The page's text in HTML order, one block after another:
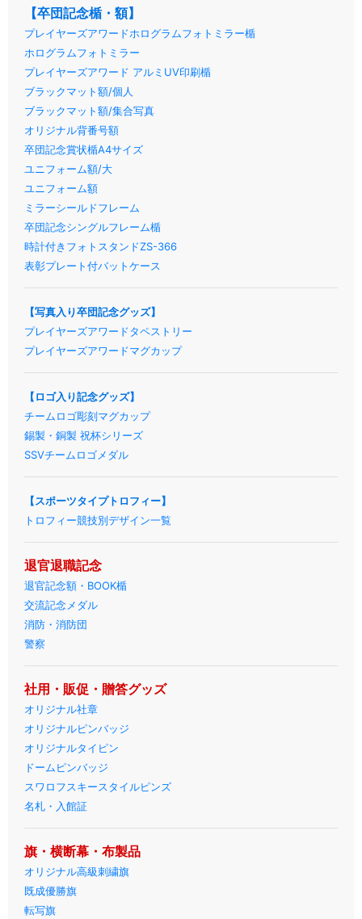
【卒団記念楯・額】
プレイヤーズアワードホログラムフォトミラー楯
ホログラムフォトミラー
プレイヤーズアワード アルミUV印刷楯
ブラックマット額/個人
ブラックマット額/集合写真
オリジナル背番号額
卒団記念賞状楯A4サイズ
ユニフォーム額/大
ユニフォーム額
ミラーシールドフレーム
卒団記念シングルフレーム楯
時計付きフォトスタンドZS-366
表彰プレート付バットケース
【写真入り卒団記念グッズ】
プレイヤーズアワードタペストリー
プレイヤーズアワードマグカップ
【ロゴ入り記念グッズ】
チームロゴ彫刻マグカップ
錫製・銅製 祝杯シリーズ
SSVチームロゴメダル
【スポーツタイプトロフィー】
トロフィー競技別デザイン一覧
退官退職記念
退官記念額・BOOK楯
交流記念メダル
消防・消防団
警察
社用・販促・贈答グッズ
オリジナル社章
オリジナルピンバッジ
オリジナルタイピン
ドームピンバッジ
スワロフスキースタイルピンズ
名札・入館証
旗・横断幕・布製品
オリジナル高級刺繍旗
既成優勝旗
転写旗